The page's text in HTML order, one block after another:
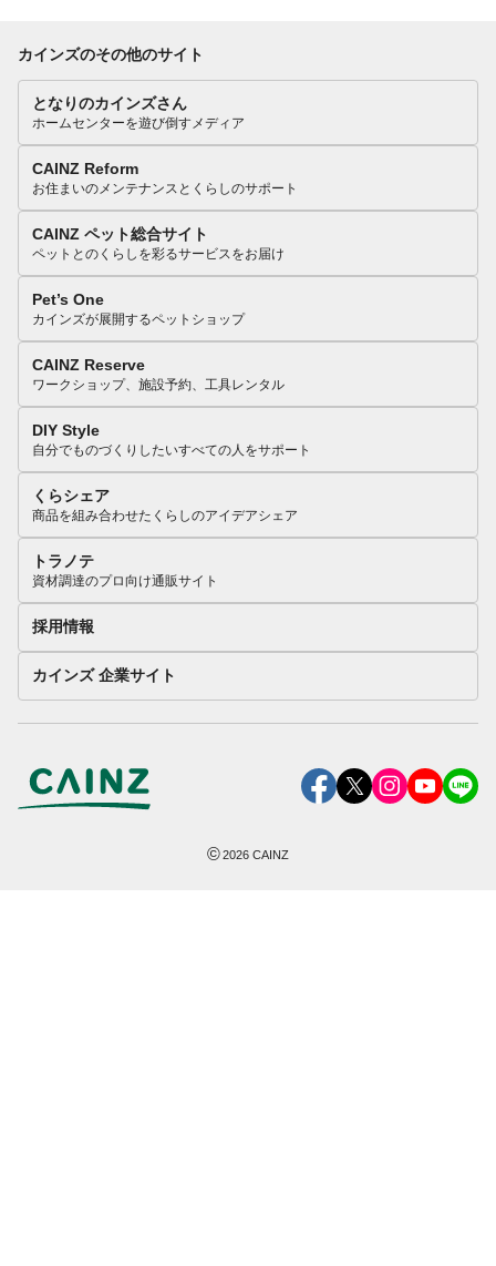
カインズのその他のサイト
となりのカインズさん
ホームセンターを遊び倒すメディア
CAINZ Reform
お住まいのメンテナンスとくらしのサポート
CAINZ ペット総合サイト
ペットとのくらしを彩るサービスをお届け
Pet’s One
カインズが展開するペットショップ
CAINZ Reserve
ワークショップ、施設予約、工具レンタル
DIY Style
自分でものづくりしたいすべての人をサポート
くらシェア
商品を組み合わせたくらしのアイデアシェア
トラノテ
資材調達のプロ向け通販サイト
採用情報
カインズ 企業サイト
©2026 CAINZ